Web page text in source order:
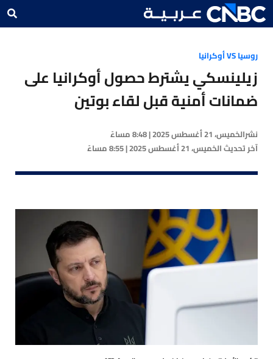
روسيا VS أوكرانيا
زيلينسكي يشترط حصول أوكرانيا على
ضمانات أمنية قبل لقاء بوتين
نشرالخميس، 21 أغسطس 2025 | 8:48 مساءً
آخر تحديثالخميس، 21 أغسطس 2025 | 8:55 مساءً